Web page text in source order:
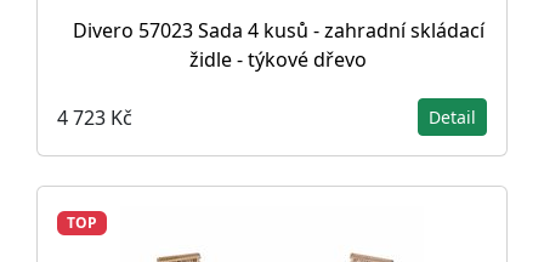
Divero 57023 Sada 4 kusů - zahradní skládací
židle - týkové dřevo
4 723 Kč Detail
TOP